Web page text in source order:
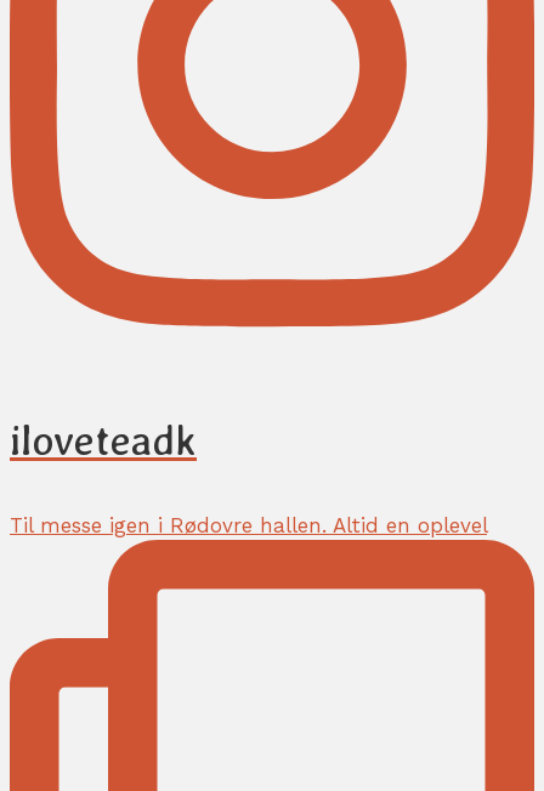
iloveteadk
Til messe igen i Rødovre hallen. Altid en oplevel